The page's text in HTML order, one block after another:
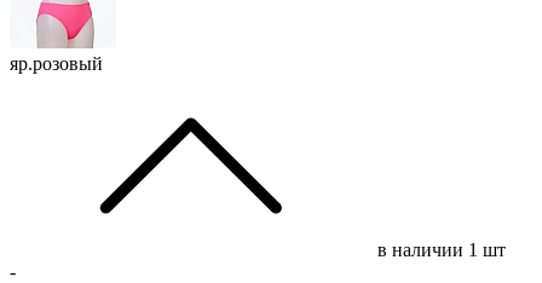
яр.розовый
в наличии 1 шт
-